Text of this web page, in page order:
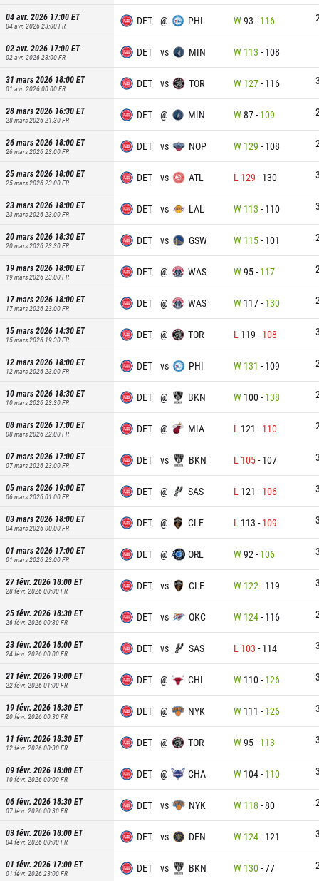
04 avr. 2026 17:00ET
04 avr. 2026 23:00FR DET @ PHI W93 - 116
02 avr. 2026 17:00ET
02 avr. 2026 23:00FR DET vs MIN W 113 - 108
31 mars 2026 18:00ET
01 avr. 2026 00:00FR DET vs TOR W 127- 116
28 mars 2026 16:30ET
28 mars 2026 21:30FR DET @ MIN W87- 109
26 mars 2026 18:00ET
26 mars 2026 23:00FR DET vs NOP W 129 - 108
25 mars 2026 18:00ET
25 mars 2026 23:00FR DET vs ATL L 129 - 130
23 mars 2026 18:00ET
23 mars 2026 23:00FR DET vs LAL W 113 - 110
20 mars 2026 18:30ET
20 mars 2026 23:30FR DET vs GSW W 115- 101
19 mars 2026 18:00ET
19 mars 2026 23:00FR DET @ WAS W95- 117
17 mars 2026 18:00ET
17 mars 2026 23:00FR DET @ WAS W 117- 130
15 mars 2026 14:30ET
15 mars 2026 19:30FR DET @ TOR L 119 - 108
12 mars 2026 18:00ET
12 mars 2026 23:00FR DET vs PHI W 131 - 109
10 mars 2026 18:30ET
10 mars 2026 23:30FR DET @ BKN W 100- 138
08 mars 2026 17:00ET
08 mars 2026 22:00FR DET @ MIA L 121 - 110
07 mars 2026 17:00ET
07 mars 2026 23:00FR DET vs BKN L 105- 107
05 mars 2026 19:00ET
06 mars 2026 01:00FR DET @ SAS L 121 - 106
03 mars 2026 18:00ET
04 mars 2026 00:00FR DET @ CLE L 113 - 109
01 mars 2026 17:00ET
01 mars 2026 23:00FR DET @ ORL W92 - 106
27 févr. 2026 18:00ET
28 févr. 2026 00:00FR DET vs CLE W 122 - 119
25 févr. 2026 18:30ET
26 févr. 2026 00:30FR DET vs OKC W 124- 116
23 févr. 2026 18:00ET
24 févr. 2026 00:00FR DET vs SAS L 103 - 114
21 févr. 2026 19:00ET
22 févr. 2026 01:00FR DET @ CHI W 110- 126
19 févr. 2026 18:30ET
20 févr. 2026 00:30FR DET @ NYK W 111 - 126
11 févr. 2026 18:30ET
12 févr. 2026 00:30FR DET @ TOR W95- 113
09 févr. 2026 18:00ET
10 févr. 2026 00:00FR DET @ CHA W 104- 110
06 févr. 2026 18:30ET
07 févr. 2026 00:30FR DET vs NYK W 118 -80
03 févr. 2026 18:00ET
04 févr. 2026 00:00FR DET vs DEN W 124- 121
01 févr. 2026 17:00ET
01 févr. 2026 23:00FR DET vs BKN W 130-77